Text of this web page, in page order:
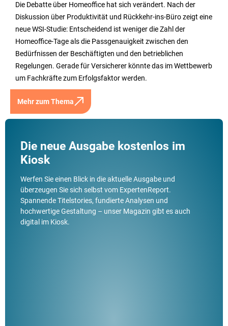
Die Debatte über Homeoffice hat sich verändert. Nach der
Diskussion über Produktivität und Rückkehr-ins-Büro zeigt eine
neue WSI-Studie: Entscheidend ist weniger die Zahl der
Homeoffice-Tage als die Passgenauigkeit zwischen den
Bedürfnissen der Beschäftigten und den betrieblichen
Regelungen. Gerade für Versicherer könnte das im Wettbewerb
um Fachkräfte zum Erfolgsfaktor werden.
Mehr zum Thema
Die neue Ausgabe kostenlos im
Kiosk
Werfen Sie einen Blick in die aktuelle Ausgabe und
überzeugen Sie sich selbst vom ExpertenReport.
Spannende Titelstories, fundierte Analysen und
hochwertige Gestaltung – unser Magazin gibt es auch
digital im Kiosk.